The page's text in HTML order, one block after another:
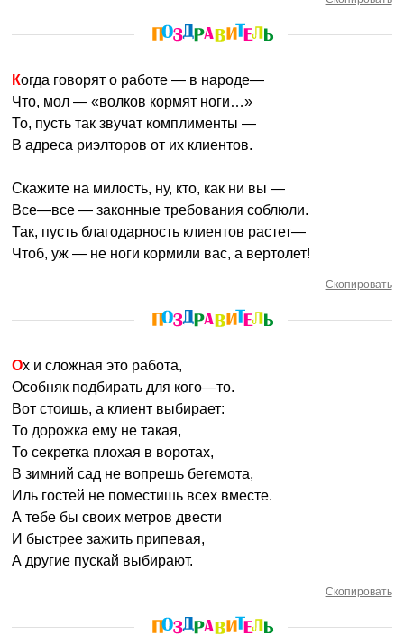
Когда говорят о работе — в народе—
Что, мол — «волков кормят ноги…»
То, пусть так звучат комплименты —
В адреса риэлторов от их клиентов.
Скажите на милость, ну, кто, как ни вы —
Все—все — законные требования соблюли.
Так, пусть благодарность клиентов растет—
Чтоб, уж — не ноги кормили вас, а вертолет!
Скопировать
Ох и сложная это работа,
Особняк подбирать для кого—то.
Вот стоишь, а клиент выбирает:
То дорожка ему не такая,
То секретка плохая в воротах,
В зимний сад не вопрешь бегемота,
Иль гостей не поместишь всех вместе.
А тебе бы своих метров двести
И быстрее зажить припевая,
А другие пускай выбирают.
Скопировать